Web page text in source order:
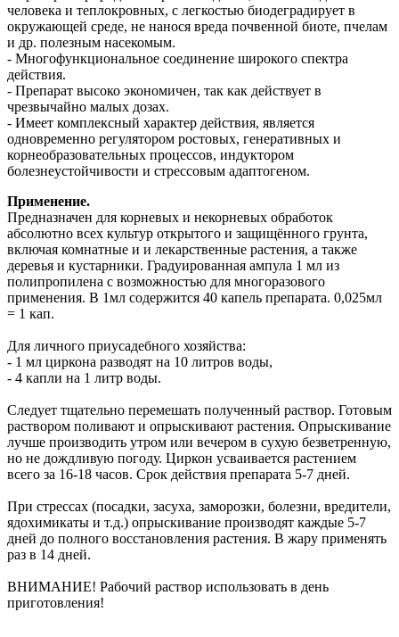
человека и теплокровных, с легкостью биодеградирует в
окружающей среде, не нанося вреда почвенной биоте, пчелам
и др. полезным насекомым.
- Многофункциональное соединение широкого спектра
действия.
- Препарат высоко экономичен, так как действует в
чрезвычайно малых дозах.
- Имеет комплексный характер действия, является
одновременно регулятором ростовых, генеративных и
корнеобразовательных процессов, индуктором
болезнеустойчивости и стрессовым адаптогеном.
Применение.
Предназначен для корневых и некорневых обработок
абсолютно всех культур открытого и защищённого грунта,
включая комнатные и и лекарственные растения, а также
деревья и кустарники. Градуированная ампула 1 мл из
полипропилена с возможностью для многоразового
применения. В 1мл содержится 40 капель препарата. 0,025мл
= 1 кап.
Для личного приусадебного хозяйства:
- 1 мл циркона разводят на 10 литров воды,
- 4 капли на 1 литр воды.
Следует тщательно перемешать полученный раствор. Готовым
раствором поливают и опрыскивают растения. Опрыскивание
лучше производить утром или вечером в сухую безветренную,
но не дождливую погоду. Циркон усваивается растением
всего за 16-18 часов. Срок действия препарата 5-7 дней.
При стрессах (посадки, засуха, заморозки, болезни, вредители,
ядохимикаты и т.д.) опрыскивание производят каждые 5-7
дней до полного восстановления растения. В жару применять
раз в 14 дней.
ВНИМАНИЕ! Рабочий раствор использовать в день
приготовления!